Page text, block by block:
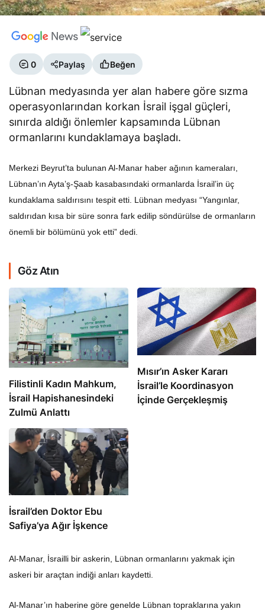
0 Paylaş Beğen
Lübnan medyasında yer alan habere göre sızma
operasyonlarından korkan İsrail işgal güçleri,
sınırda aldığı önlemler kapsamında Lübnan
ormanlarını kundaklamaya başladı.
Merkezi Beyrut’ta bulunan Al-Manar haber ağının kameraları,
Lübnan’ın Ayta’ş-Şaab kasabasındaki ormanlarda İsrail’in üç
kundaklama saldırısını tespit etti. Lübnan medyası “Yangınlar,
saldırıdan kısa bir süre sonra fark edilip söndürülse de ormanların
önemli bir bölümünü yok etti” dedi.
Göz Atın
Filistinli Kadın Mahkum,
İsrail Hapishanesindeki
Zulmü Anlattı
Mısır’ın Asker Kararı
İsrail’le Koordinasyon
İçinde Gerçekleşmiş
İsrail’den Doktor Ebu
Safiya’ya Ağır İşkence
Al-Manar, İsrailli bir askerin, Lübnan ormanlarını yakmak için
askeri bir araçtan indiği anları kaydetti.
Al-Manar’ın haberine göre genelde Lübnan topraklarına yakın